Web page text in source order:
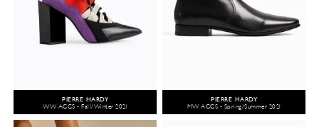
PIERRE HARDY
WW ACCS - Fall/Winter 2021
PIERRE HARDY
MW ACCS - Spring/Summer 2021